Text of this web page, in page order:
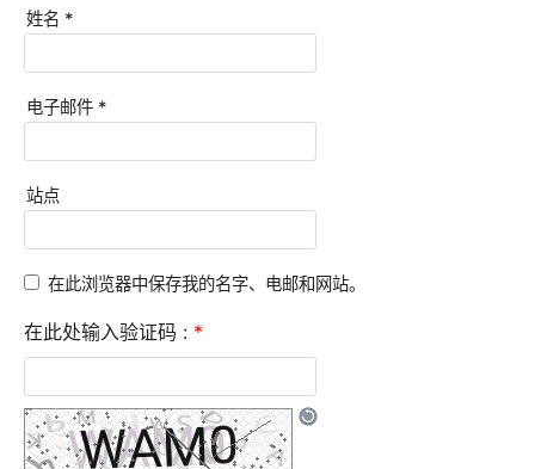
姓名 *
电子邮件 *
站点
在此浏览器中保存我的名字、电邮和网站。
在此处输入验证码 : *